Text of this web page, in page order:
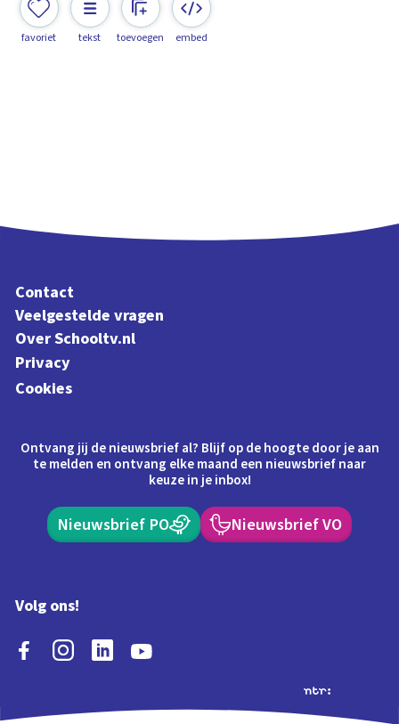
favoriet tekst toevoegen embed
Contact
Veelgestelde vragen
Over Schooltv.nl
Privacy
Cookies
Ontvang jij de nieuwsbrief al? Blijf op de hoogte door je aan
te melden en ontvang elke maand een nieuwsbrief naar
keuze in je inbox!
Nieuwsbrief PO Nieuwsbrief VO
Volg ons!